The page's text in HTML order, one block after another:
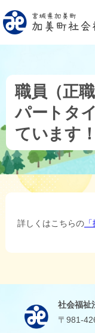
職員（正
パートタ
ています！
詳しくはこちらの「
社会福祉
〒981-